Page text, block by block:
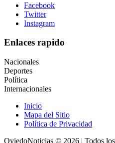
Facebook
Twitter
Instagram
Enlaces rapido
Nacionales
Deportes
Política
Internacionales
Inicio
Mapa del Sitio
Política de Privacidad
OviedoNoticias © 2026 | Todos los